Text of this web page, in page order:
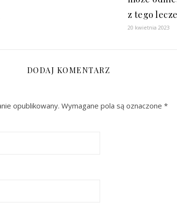
z tego
20 kwietnia 2023
DODAJ KOMENTARZ
opublikowany. Wymagane pola są oznaczone *